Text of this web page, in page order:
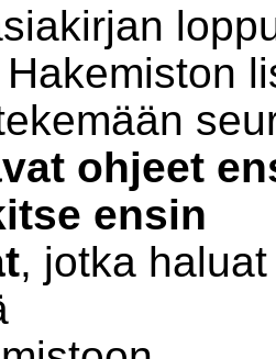
ohjeet
ensin
, jotka haluat